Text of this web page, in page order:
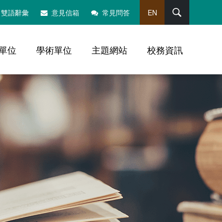
雙語辭彙 意見信箱 常見問答 EN
位 學術單位 主題網站 校務資訊